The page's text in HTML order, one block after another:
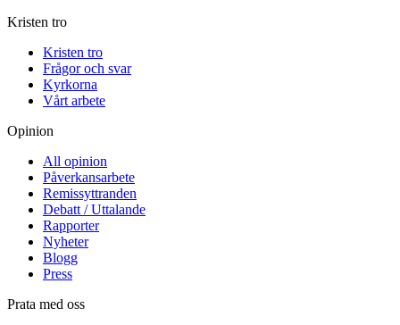
Kristen tro
Kristen tro
Frågor och svar
Kyrkorna
Vårt arbete
Opinion
All opinion
Påverkansarbete
Remissyttranden
Debatt / Uttalande
Rapporter
Nyheter
Blogg
Press
Prata med oss